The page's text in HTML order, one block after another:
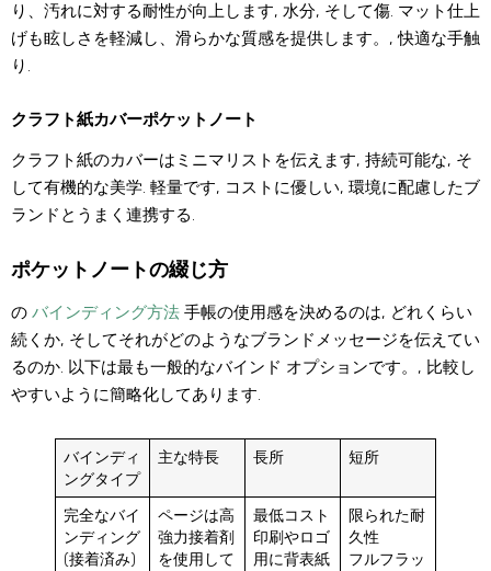
り、汚れに対する耐性が向上します, 水分, そして傷. マット仕上
げも眩しさを軽減し、滑らかな質感を提供します。, 快適な手触
り.
クラフト紙カバーポケットノート
クラフト紙のカバーはミニマリストを伝えます, 持続可能な, そ
して有機的な美学. 軽量です, コストに優しい, 環境に配慮したブ
ランドとうまく連携する.
ポケットノートの綴じ方
の バインディング方法 手帳の使用感を決めるのは, どれくらい
続くか, そしてそれがどのようなブランドメッセージを伝えてい
るのか. 以下は最も一般的なバインド オプションです。, 比較し
やすいように簡略化してあります.
バインディ
ングタイプ
主な特長 長所 短所
完全なバイ
ンディング
(接着済み)
ページは高
強力接着剤
を使用して
最低コスト
印刷やロゴ
用に背表紙
限られた耐
久性
フルフラッ